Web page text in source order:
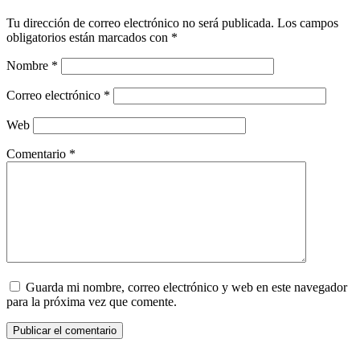
Tu dirección de correo electrónico no será publicada. Los campos
obligatorios están marcados con *
Nombre *
Correo electrónico *
Web
Comentario *
Guarda mi nombre, correo electrónico y web en este navegador
para la próxima vez que comente.